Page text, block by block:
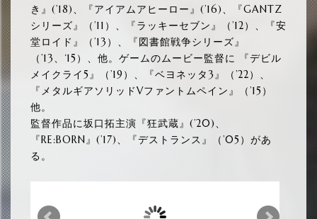
き』(’18)、『アイアムアヒーロー』(’16)、『GANTZ
シリーズ』（’11）、『ラッキーセブン』（’12）、『安
堂ロイド』（’13）、『図書館戦争シリーズ』
（’13、‘15）、他。ゲームのムービー監督に 『デビル
メイクライ5』（’19）、『ベヨネッタ3』（’22）、
『メタルギアソリッドVファントムペイン』（’15）
他。
監督作品に坂口拓主演『狂武蔵』(’20)、
『RE:BORN』(’17)、『デストランス』（’05）があ
る。